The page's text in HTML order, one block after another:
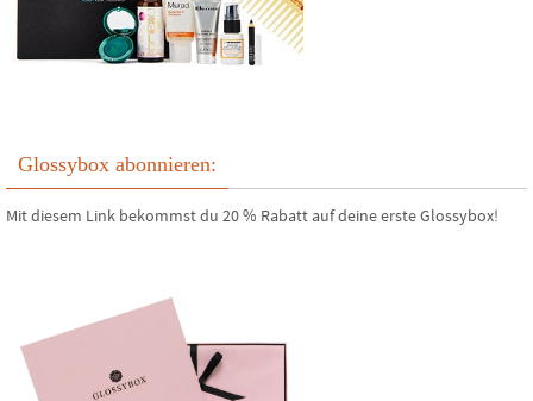
Glossybox abonnieren:
Mit diesem Link bekommst du 20 % Rabatt auf deine erste Glossybox!